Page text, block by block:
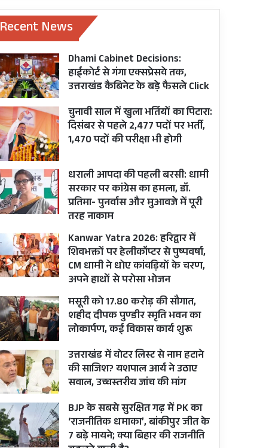
Recent News
Dhami Cabinet Decisions:
हाईकोर्ट से गंगा एक्सप्रेसवे तक,
उत्तराखंड कैबिनेट के बड़े फैसले Click
चुनावी साल में खुला भर्तियों का पिटारा:
दिसंबर से पहले 2,477 पदों पर भर्ती,
1,470 पदों की परीक्षा भी होगी
धराली आपदा की पहली बरसी: धामी
सरकार पर कांग्रेस का हमला, डॉ.
प्रतिमा- पुनर्वास और मुआवजे में पूरी
तरह नाकाम
Kanwar Yatra 2026: हरिद्वार में
शिवभक्तों पर हेलीकॉप्टर से पुष्पवर्षा,
CM धामी ने धोए कांवड़ियों के चरण,
अपने हाथों से परोसा भोजन
मसूरी को 17.80 करोड़ की सौगात,
शहीद दीपक पुण्डीर स्मृति भवन का
लोकार्पण, कई विकास कार्य शुरू
उत्तराखंड में वोटर लिस्ट से नाम हटाने
की साजिश? यशपाल आर्य ने उठाए
सवाल, उच्चस्तरीय जांच की मांग
BJP के सबसे सुरक्षित गढ़ में PK का
‘राजनीतिक धमाका’, बांकीपुर जीत के
7 बड़े मायने; क्या बिहार की राजनीति